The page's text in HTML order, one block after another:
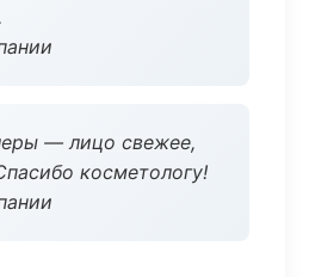
— лицо свежее,
косметологу!